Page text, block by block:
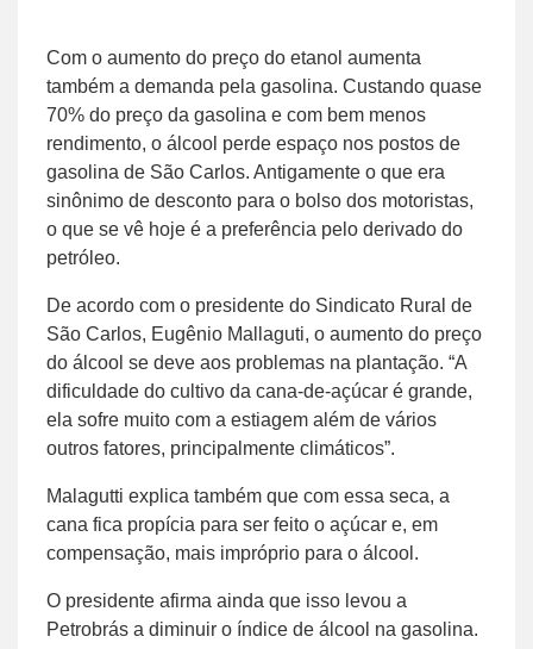
Com o aumento do preço do etanol aumenta
também a demanda pela gasolina. Custando quase
70% do preço da gasolina e com bem menos
rendimento, o álcool perde espaço nos postos de
gasolina de São Carlos. Antigamente o que era
sinônimo de desconto para o bolso dos motoristas,
o que se vê hoje é a preferência pelo derivado do
petróleo.
De acordo com o presidente do Sindicato Rural de
São Carlos, Eugênio Mallaguti, o aumento do preço
do álcool se deve aos problemas na plantação. “A
dificuldade do cultivo da cana-de-açúcar é grande,
ela sofre muito com a estiagem além de vários
outros fatores, principalmente climáticos”.
Malagutti explica também que com essa seca, a
cana fica propícia para ser feito o açúcar e, em
compensação, mais impróprio para o álcool.
O presidente afirma ainda que isso levou a
Petrobrás a diminuir o índice de álcool na gasolina.